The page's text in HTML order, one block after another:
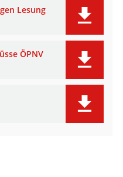
Lesung
ÖPNV